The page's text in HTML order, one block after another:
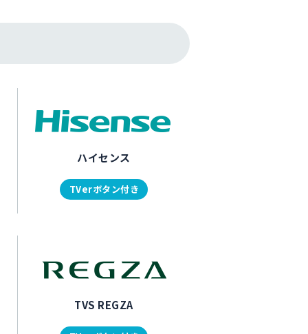
ハイセンス
TVerボタン付き
TVS REGZA